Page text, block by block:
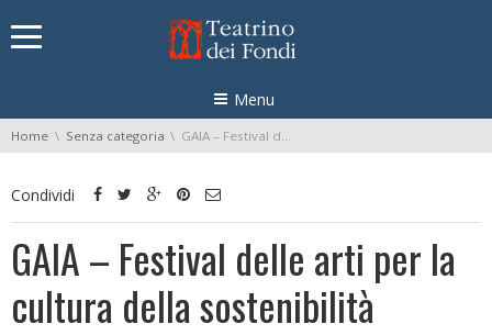
Menu
You are here:
Home Senza categoria GAIA – Festival delle arti per la cultura della sostenibilità
Condividi
GAIA – Festival delle arti per la
cultura della sostenibilità